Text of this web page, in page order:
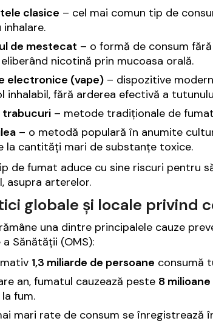
clasice – cel mai comun tip de
de mestecat – o formă de consum
nicotină prin mucoasa orală.
electronice (vape) – dispozitive
inhalabil, fără arderea efectivă a
trabucuri – metode tradiționale de
– o metodă populară în anumite
la cantități mari de substanțe toxice.
de fumat aduce cu sine riscuri pentru
asupra arterelor.
globale și locale privind
una dintre principalele cauze
Sănătății (OMS):
1,3 miliarde de persoane consumă
an, fumatul cauzează peste 8
fum.
mari rate de consum se înregistrează